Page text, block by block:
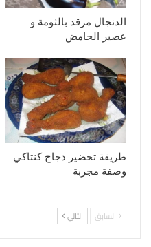
الدنجال مرقد بالثومة و
عصير الحامض
طريقة تحضير دجاج كنتاكي
وصفة مجربة
السابق التالي